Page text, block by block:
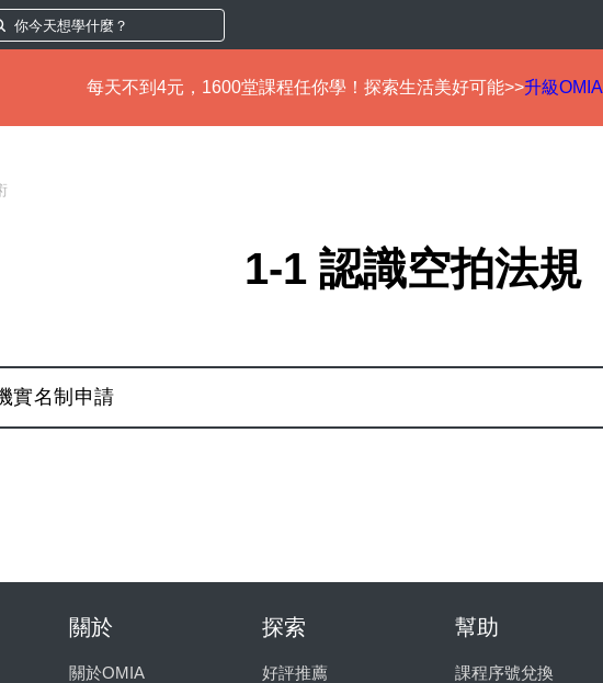
每天不到4元，1600堂課程任你學！探索生活美好可能>>升級
1-1 認識空拍法規
實名制申請
關於
關於OMIA
探索
好評推薦
幫助
課程序號兌換